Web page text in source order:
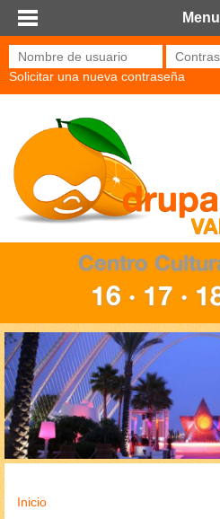
Pasar al contenido principal
Menu
Nombre de usuario*
Solicitar una nueva contraseña
Centro
16 · 17 ·
Se encuentra usted
Inicio